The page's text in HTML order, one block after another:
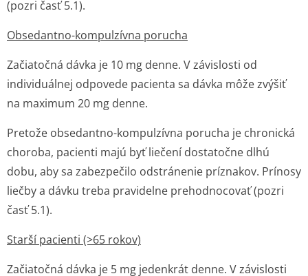
(pozri časť 5.1).
Obsedantno-kompulzívna porucha
Začiatočná dávka je 10 mg denne. V závislosti od
individuálnej odpovede pacienta sa dávka môže zvýšiť
na maximum 20 mg denne.
Pretože obsedantno-kompulzívna porucha je chronická
choroba, pacienti majú byť liečení dostatočne dlhú
dobu, aby sa zabezpečilo odstránenie príznakov. Prínosy
liečby a dávku treba pravidelne prehodnocovať (pozri
časť 5.1).
Starší pacienti (>65 rokov)
Začiatočná dávka je 5 mg jedenkrát denne. V závislosti